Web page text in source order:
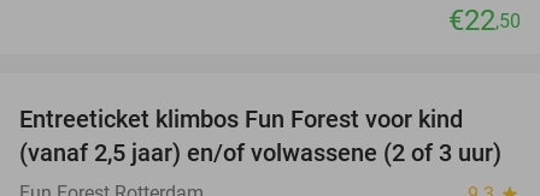
€22,50
Entreeticket klimbos Fun Forest voor kind
(vanaf 2,5 jaar) en/of volwassene (2 of 3 uur)